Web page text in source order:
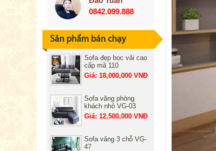
0842.099.888
Sản phẩm bán chạy
Sofa đẹp bọc vải cao
cấp mã 110
Giá: 18,000,000 VNĐ
Sofa văng phòng
khách nhỏ VG-03
Giá: 12,500,000 VNĐ
Sofa văng 3 chỗ VG-
47